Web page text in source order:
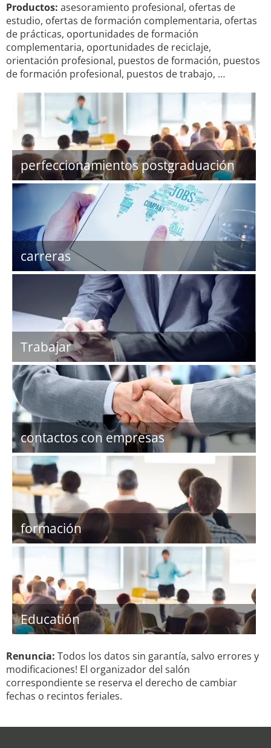
Productos: asesoramiento profesional, ofertas de
estudio, ofertas de formación complementaria, ofertas
de prácticas, oportunidades de formación
complementaria, oportunidades de reciclaje,
orientación profesional, puestos de formación, puestos
de formación profesional, puestos de trabajo, …
perfeccionamientos postgraduación
carreras
Trabajar
contactos con empresas
formación
Educatión
Renuncia: Todos los datos sin garantía, salvo errores y
modificaciones! El organizador del salón
correspondiente se reserva el derecho de cambiar
fechas o recintos feriales.